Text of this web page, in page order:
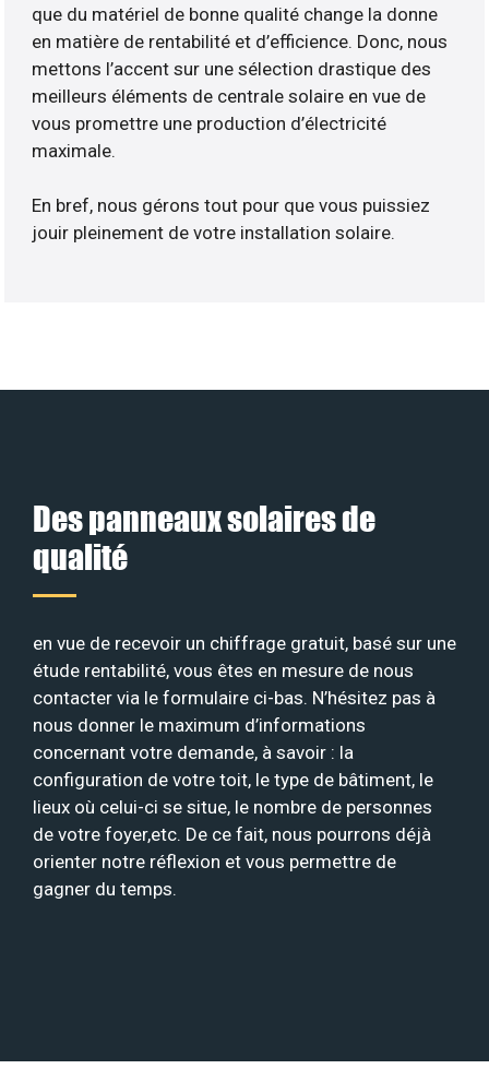
que du matériel de bonne qualité change la donne
en matière de rentabilité et d’efficience. Donc, nous
mettons l’accent sur une sélection drastique des
meilleurs éléments de centrale solaire en vue de
vous promettre une production d’électricité
maximale.
En bref, nous gérons tout pour que vous puissiez
jouir pleinement de votre installation solaire.
Des panneaux solaires de
qualité
en vue de recevoir un chiffrage gratuit, basé sur une
étude rentabilité, vous êtes en mesure de nous
contacter via le formulaire ci-bas. N’hésitez pas à
nous donner le maximum d’informations
concernant votre demande, à savoir : la
configuration de votre toit, le type de bâtiment, le
lieux où celui-ci se situe, le nombre de personnes
de votre foyer,etc. De ce fait, nous pourrons déjà
orienter notre réflexion et vous permettre de
gagner du temps.